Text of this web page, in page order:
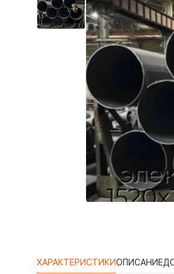
ХАРАКТЕРИСТИКИОПИСАНИЕ